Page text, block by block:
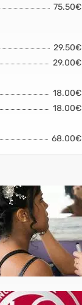
75.50€
29.50€
29.00€
18.00€
18.00€
68.00€